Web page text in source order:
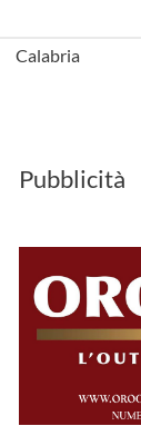
Calabria
Pubblicità